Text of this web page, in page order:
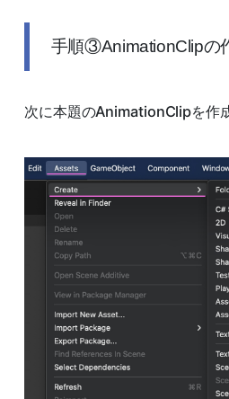
手順③AnimationClipの
次に本題のAnimationClipを作